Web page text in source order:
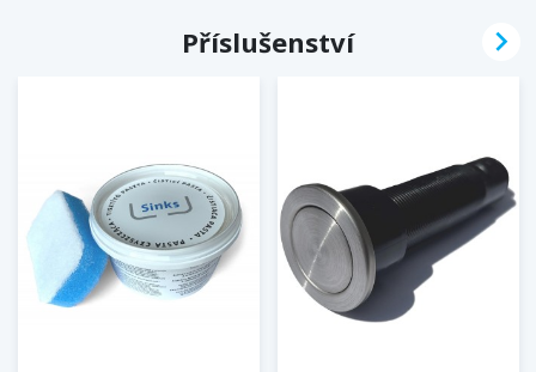
Příslušenství 